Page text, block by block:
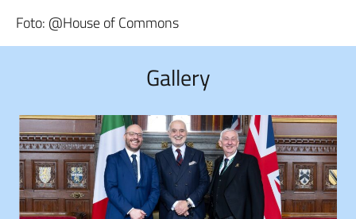
Foto: @House of Commons
Gallery